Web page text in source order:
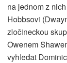
na jednom z
Hobbsovi
zločineckou
Owenem
vyhledat